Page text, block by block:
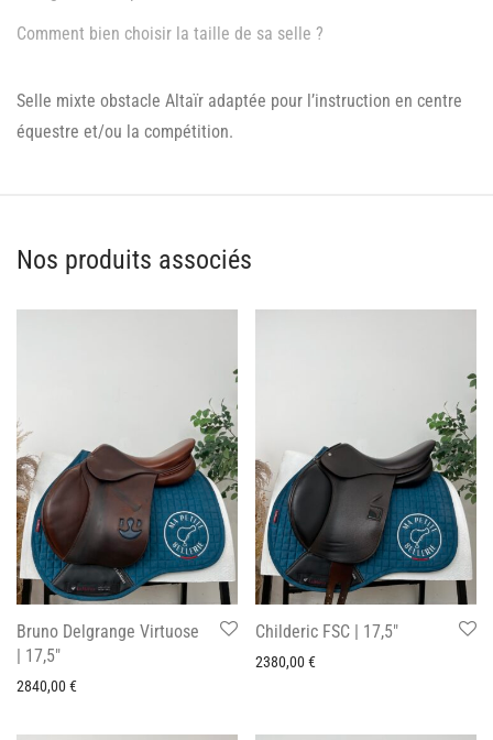
Comment bien choisir la taille de sa selle ?
Selle mixte obstacle Altaïr adaptée pour l’instruction en centre
équestre et/ou la compétition.
Nos produits associés
Bruno Delgrange Virtuose
| 17,5″
2840,00€
Childeric FSC | 17,5″
2380,00€